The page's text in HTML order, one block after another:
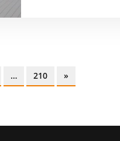
… 210 »